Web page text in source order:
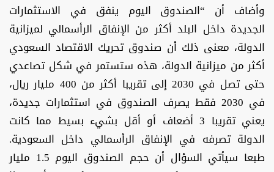
وأضاف أن “الصندوق اليوم ينفق في الاستثمارات
الجديدة داخل البلد أكثر من الإنفاق الرأسمالي لميزانية
الدولة، معنى ذلك أن صندوق تحريك الاقتصاد السعودي
أكثر من ميزانية الدولة، هذه ستستمر في شكل تصاعدي
حتى تصل في 2030 إلى تقريبا أكثر من 400 مليار ريال،
في 2030 فقط يصرف الصندوق في استثمارات جديدة،
يعني تقريبا 3 أضعاف أو أقل بشيء بسيط مما كانت
الدولة تصرفه في الإنفاق الرأسمالي داخل السعودية.
طبعا سيأتي السؤال أن حجم الصندوق اليوم 1.5 مليار